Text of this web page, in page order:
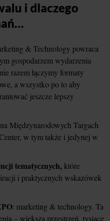
i dlaczego
& Technology powraca
gospodarzem wydarzenia
razem łączymy formaty
a wszystko po to aby
jeszcze lepszy
na Międzynarodowych Targach
w tym także i jedynej w
tematycznych, które
i praktycznych wskazówek
: marketing & technology. Ta
– większa przestrzeń, tysiące